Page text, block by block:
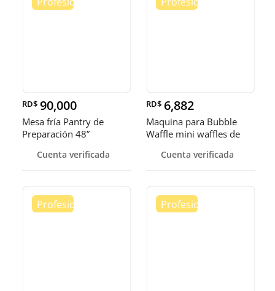
RD$ 90,000
Mesa fría Pantry de
Preparación 48”
Cuenta verificada
RD$ 6,882
Maquina para Bubble
Waffle mini waffles de
Cuenta verificada